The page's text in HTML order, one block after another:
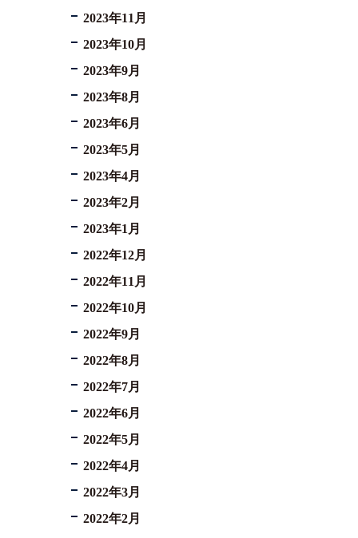
2023年11月
2023年10月
2023年9月
2023年8月
2023年6月
2023年5月
2023年4月
2023年2月
2023年1月
2022年12月
2022年11月
2022年10月
2022年9月
2022年8月
2022年7月
2022年6月
2022年5月
2022年4月
2022年3月
2022年2月